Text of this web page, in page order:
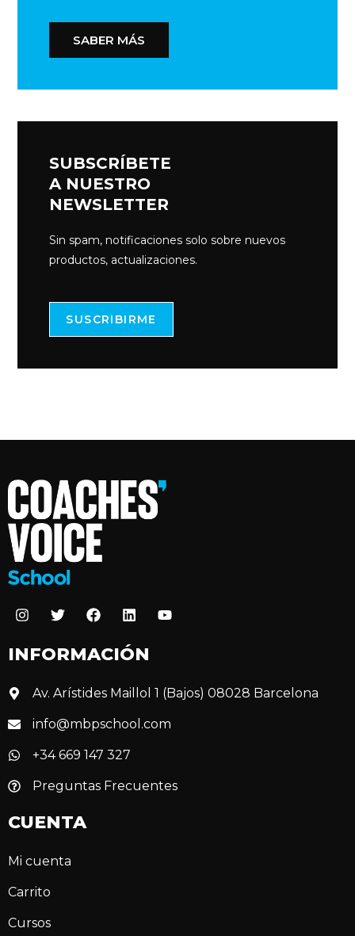
SABER MÁS
SUBSCRÍBETE
A NUESTRO
NEWSLETTER
Sin spam, notificaciones solo sobre nuevos
productos, actualizaciones.
SUSCRIBIRME
INFORMACIÓN
Av. Arístides Maillol 1 (Bajos) 08028 Barcelona
info@mbpschool.com
+34 669 147 327
Preguntas Frecuentes
CUENTA
Mi cuenta
Carrito
Cursos